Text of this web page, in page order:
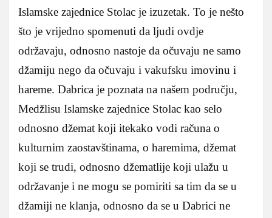
Islamske zajednice Stolac je izuzetak. To je nešto
što je vrijedno spomenuti da ljudi ovdje
održavaju, odnosno nastoje da očuvaju ne samo
džamiju nego da očuvaju i vakufsku imovinu i
hareme. Dabrica je poznata na našem području,
Medžlisu Islamske zajednice Stolac kao selo
odnosno džemat koji itekako vodi računa o
kulturnim zaostavštinama, o haremima, džemat
koji se trudi, odnosno džematlije koji ulažu u
održavanje i ne mogu se pomiriti sa tim da se u
džamiji ne klanja, odnosno da se u Dabrici ne